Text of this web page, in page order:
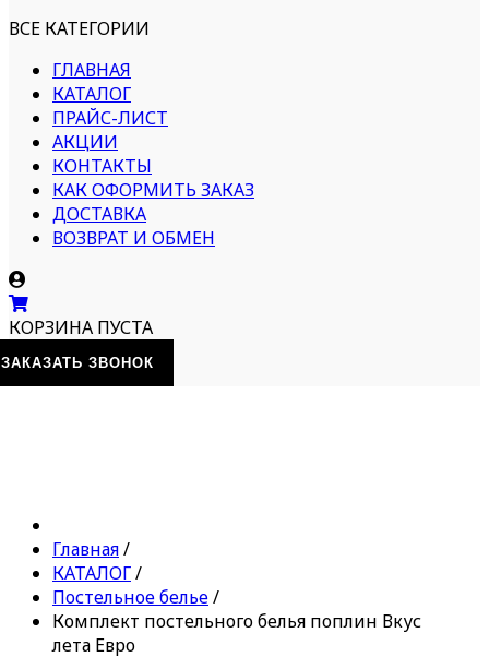
ВСЕ КАТЕГОРИИ
ГЛАВНАЯ
КАТАЛОГ
ПРАЙС-ЛИСТ
АКЦИИ
КОНТАКТЫ
КАК ОФОРМИТЬ ЗАКАЗ
ДОСТАВКА
ВОЗВРАТ И ОБМЕН
КОРЗИНА ПУСТА
ЗАКАЗАТЬ ЗВОНОК
Главная/
КАТАЛОГ/
Постельное белье/
Комплект постельного белья поплин Вкус
лета Евро